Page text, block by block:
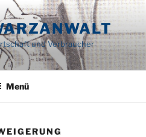
und Verbraucher
Menü